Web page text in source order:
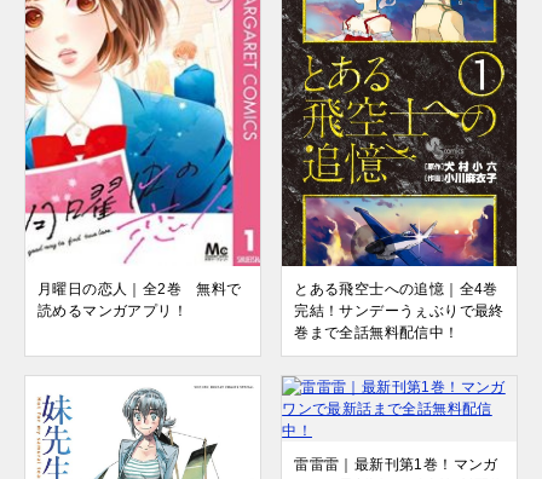
月曜日の恋人｜全2巻 無料で
読めるマンガアプリ！
とある飛空士への追憶｜全4巻
完結！サンデーうぇぶりで最終
巻まで全話無料配信中！
雷雷雷｜最新刊第1巻！マンガ